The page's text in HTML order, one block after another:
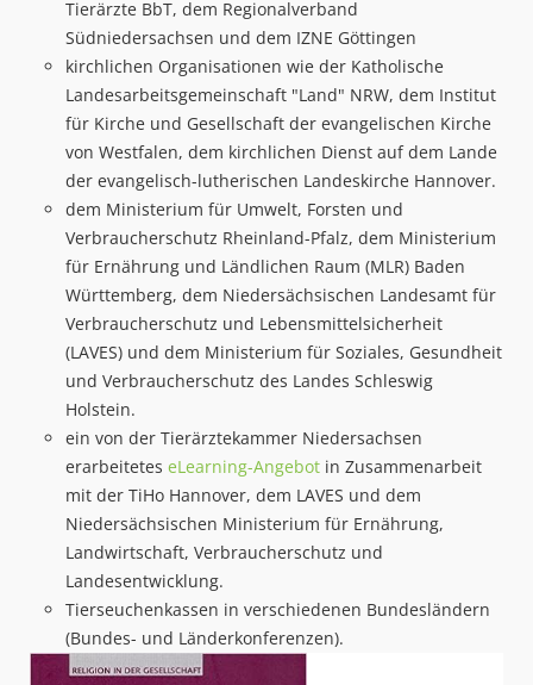
Tierärzte BbT, dem Regionalverband
Südniedersachsen und dem IZNE Göttingen
kirchlichen Organisationen wie der Katholische
Landesarbeitsgemeinschaft "Land" NRW, dem Institut
für Kirche und Gesellschaft der evangelischen Kirche
von Westfalen, dem kirchlichen Dienst auf dem Lande
der evangelisch-lutherischen Landeskirche Hannover.
dem Ministerium für Umwelt, Forsten und
Verbraucherschutz Rheinland-Pfalz, dem Ministerium
für Ernährung und Ländlichen Raum (MLR) Baden
Württemberg, dem Niedersächsischen Landesamt für
Verbraucherschutz und Lebensmittelsicherheit
(LAVES) und dem Ministerium für Soziales, Gesundheit
und Verbraucherschutz des Landes Schleswig
Holstein.
ein von der Tierärztekammer Niedersachsen
erarbeitetes eLearning-Angebot in Zusammenarbeit
mit der TiHo Hannover, dem LAVES und dem
Niedersächsischen Ministerium für Ernährung,
Landwirtschaft, Verbraucherschutz und
Landesentwicklung.
Tierseuchenkassen in verschiedenen Bundesländern
(Bundes- und Länderkonferenzen).